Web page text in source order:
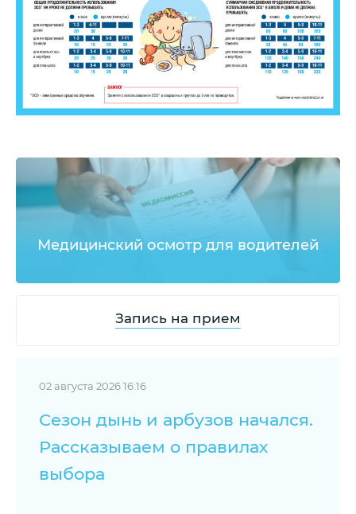
Медицинский осмотр для водителей
Запись на прием
02 августа 2026 16:16
Сезон дынь и арбузов начался.
Рассказываем о правилах
выбора